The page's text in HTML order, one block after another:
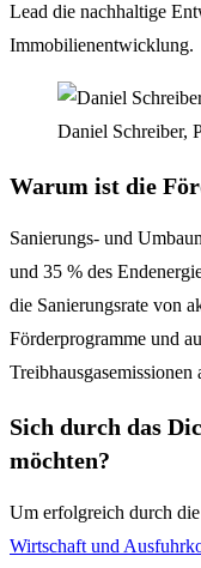
Lead die nachhaltige
Immobilienentwicklung.
Daniel Schreiber,
Warum ist die
Sanierungs- und
und 35 % des
die Sanierungsrate von
Förderprogramme und
Treibhausgasemissionen
Sich durch das
möchten?
Um erfolgreich durch
Wirtschaft und